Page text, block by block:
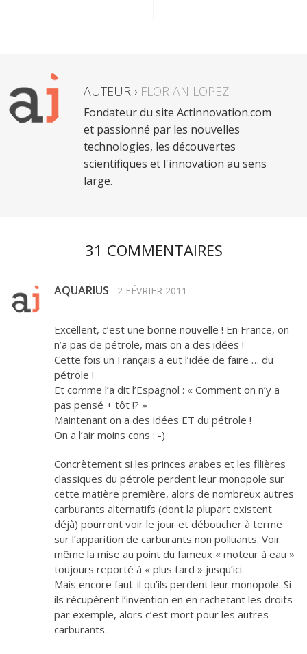
AUTEUR › FLORIAN LOPEZ
Fondateur du site Actinnovation.com
et passionné par les nouvelles
technologies, les découvertes
scientifiques et l'innovation au sens
large.
31 COMMENTAIRES
AQUARIUS 2 FÉVRIER 2011
Excellent, c’est une bonne nouvelle ! En France, on
n’a pas de pétrole, mais on a des idées !
Cette fois un Français a eut l’idée de faire … du
pétrole !
Et comme l’a dit l’Espagnol : « Comment on n’y a
pas pensé + tôt !? »
Maintenant on a des idées ET du pétrole !
On a l’air moins cons : -)
Concrètement si les princes arabes et les filières
classiques du pétrole perdent leur monopole sur
cette matière première, alors de nombreux autres
carburants alternatifs (dont la plupart existent
déjà) pourront voir le jour et déboucher à terme
sur l’apparition de carburants non polluants. Voir
même la mise au point du fameux « moteur à eau »
toujours reporté à « plus tard » jusqu’ici.
Mais encore faut-il qu’ils perdent leur monopole. Si
ils récupèrent l’invention en en rachetant les droits
par exemple, alors c’est mort pour les autres
carburants.